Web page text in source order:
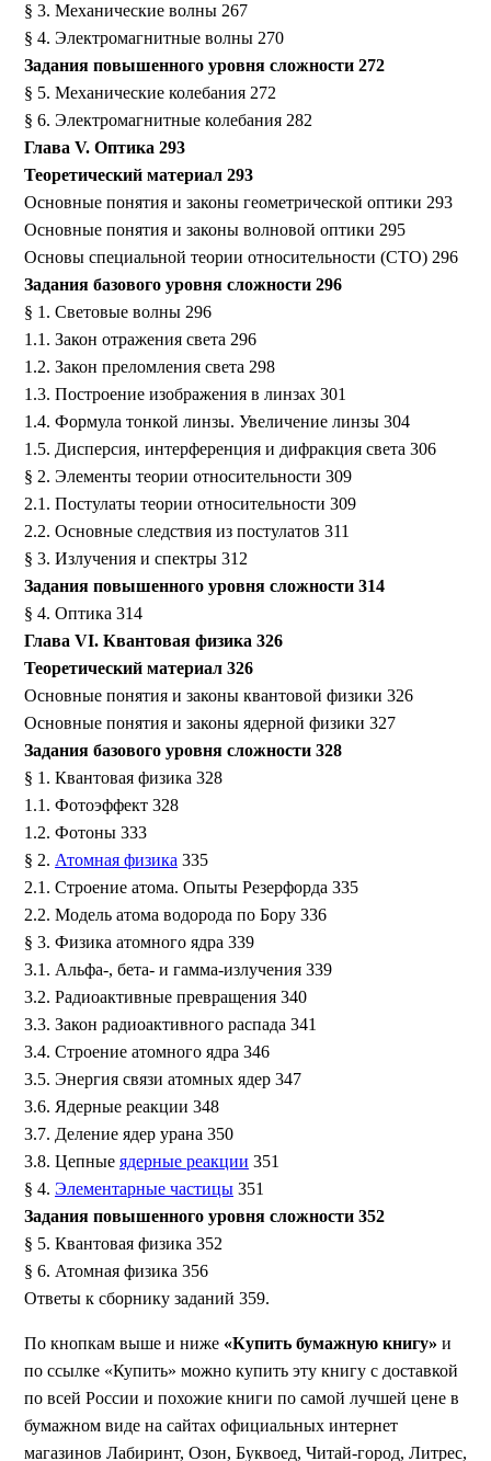
§ 3. Механические волны 267
§ 4. Электромагнитные волны 270
Задания повышенного уровня сложности 272
§ 5. Механические колебания 272
§ 6. Электромагнитные колебания 282
Глава V. Оптика 293
Теоретический материал 293
Основные понятия и законы геометрической оптики 293
Основные понятия и законы волновой оптики 295
Основы специальной теории относительности (СТО) 296
Задания базового уровня сложности 296
§ 1. Световые волны 296
1.1. Закон отражения света 296
1.2. Закон преломления света 298
1.3. Построение изображения в линзах 301
1.4. Формула тонкой линзы. Увеличение линзы 304
1.5. Дисперсия, интерференция и дифракция света 306
§ 2. Элементы теории относительности 309
2.1. Постулаты теории относительности 309
2.2. Основные следствия из постулатов 311
§ 3. Излучения и спектры 312
Задания повышенного уровня сложности 314
§ 4. Оптика 314
Глава VI. Квантовая физика 326
Теоретический материал 326
Основные понятия и законы квантовой физики 326
Основные понятия и законы ядерной физики 327
Задания базового уровня сложности 328
§ 1. Квантовая физика 328
1.1. Фотоэффект 328
1.2. Фотоны 333
§ 2. Атомная физика 335
2.1. Строение атома. Опыты Резерфорда 335
2.2. Модель атома водорода по Бору 336
§ 3. Физика атомного ядра 339
3.1. Альфа-, бета- и гамма-излучения 339
3.2. Радиоактивные превращения 340
3.3. Закон радиоактивного распада 341
3.4. Строение атомного ядра 346
3.5. Энергия связи атомных ядер 347
3.6. Ядерные реакции 348
3.7. Деление ядер урана 350
3.8. Цепные ядерные реакции 351
§ 4. Элементарные частицы 351
Задания повышенного уровня сложности 352
§ 5. Квантовая физика 352
§ 6. Атомная физика 356
Ответы к сборнику заданий 359.
По кнопкам выше и ниже «Купить бумажную книгу» и
по ссылке «Купить» можно купить эту книгу с доставкой
по всей России и похожие книги по самой лучшей цене в
бумажном виде на сайтах официальных интернет
магазинов Лабиринт, Озон, Буквоед, Читай-город, Литрес,